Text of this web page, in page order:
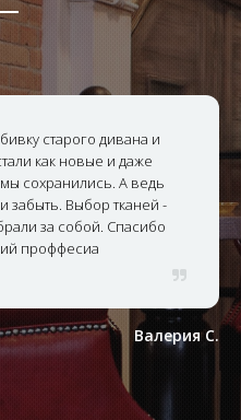
старого дивана и
как новые и даже
сохранились. А ведь
забыть. Выбор тканей -
за собой. Спасибо
проффесиа
Валерия С.